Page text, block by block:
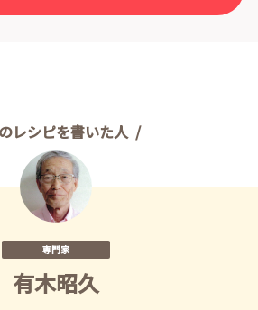
レシピを書いた人
専門家
有木昭久